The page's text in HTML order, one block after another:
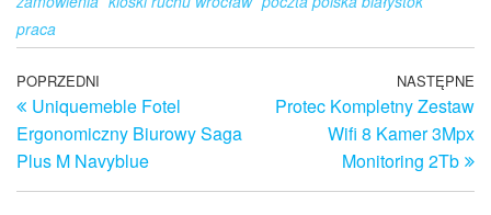
praca
Nawigacja
wpisu
Poprzedni
wpis
POPRZEDNI
Uniquemeble Fotel
Ergonomiczny Biurowy Saga
Plus M Navyblue
NASTĘPNE
Protec Kompletny Zestaw
Wifi 8 Kamer 3Mpx
Monitoring 2Tb